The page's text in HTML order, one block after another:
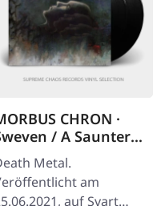
CHRON ·
/ A Saunter
The Shroud |
2LP
Metal.
am
auf Svart